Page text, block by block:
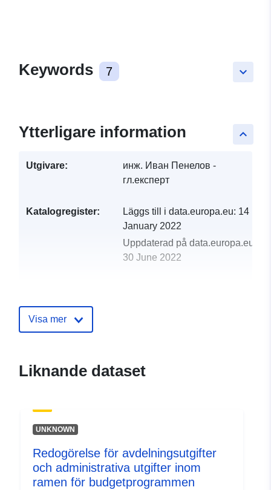
keyboard_arrow_down
Keywords 7
keyboard_arrow_up
Ytterligare information
Utgivare:
инж. Иван Пенелов -
гл.експерт
Katalogregister: Läggs till i data.europa.eu: 14
January 2022
Uppdaterad på data.europa.eu:
30 June 2022
Visa mer
Liknande dataset
UNKNOWN
Redogörelse för avdelningsutgifter
och administrativa utgifter inom
ramen för budgetprogrammen